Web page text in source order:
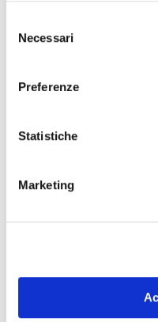
delNecessari
Preferenze
Statistiche
Marketing
Contattaci
Per qualsiasi
modulo di contatti.
per soddisfare le tue